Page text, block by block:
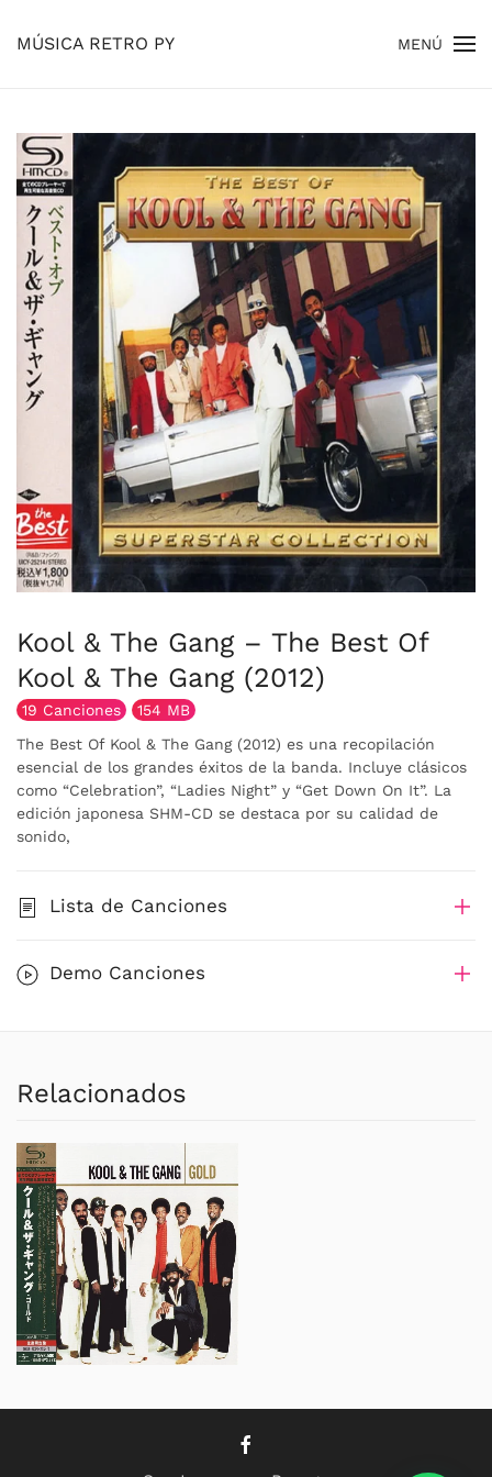
MÚSICA RETRO PY MENÚ
Kool & The Gang – The Best Of
Kool & The Gang (2012)
19 Canciones
154 MB
The Best Of Kool & The Gang (2012) es una recopilación
esencial de los grandes éxitos de la banda. Incluye clásicos
como “Celebration”, “Ladies Night” y “Get Down On It”. La
edición japonesa SHM-CD se destaca por su calidad de
sonido,
Lista de Canciones
Demo Canciones
Relacionados